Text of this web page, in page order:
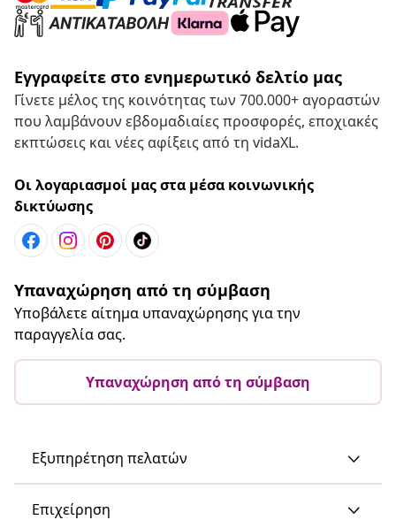
Εγγραφείτε στο ενημερωτικό δελτίο μας
Γίνετε μέλος της κοινότητας των 700.000+ αγοραστών
που λαμβάνουν εβδομαδιαίες προσφορές, εποχιακές
εκπτώσεις και νέες αφίξεις από τη vidaXL.
Οι λογαριασμοί μας στα μέσα κοινωνικής
δικτύωσης
Υπαναχώρηση από τη σύμβαση
Υποβάλετε αίτημα υπαναχώρησης για την
παραγγελία σας.
Υπαναχώρηση από τη σύμβαση
Εξυπηρέτηση πελατών
Επιχείρηση